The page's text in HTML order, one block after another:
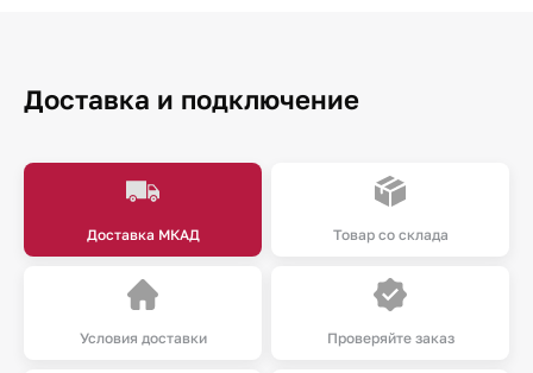
Доставка и подключение
Доставка МКАД Товар со склада
Условия доставки Проверяйте заказ